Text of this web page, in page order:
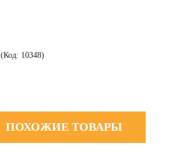
(Код: 10348)
ПОХОЖИЕ ТОВАРЫ